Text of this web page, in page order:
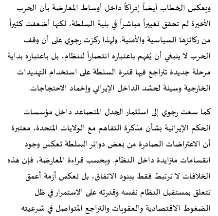
ويعكس الخطاب أيضاً إدراكاً داخل أوساط المعارضة بأن الحرب
الأخيرة لم تحقق تغييراً مباشراً في بنية السلطة، لكنها أضعفت كثيراً
من ركائزها السياسية والأمنية. ولهذا ركزت رجوي على أن وقف
الحرب لا ينبغي أن يُفهم باعتباره انتصاراً للنظام، بل باعتباره بداية
مرحلة جديدة تتراجع فيها قدرة السلطة على استخدام التهديدات
الخارجية وسيلة لحشد الداخل الإيراني وإخماد الاحتجاجات.
كما سعت رجوي إلى استثمار الجدل المتصاعد داخل مؤسسات
الحكم الإيرانية بشأن مذكرة التفاهم مع الولايات المتحدة، معتبرة
أن الاعتراضات الصادرة من بعض دوائر السلطة تعكس وجود
انقسامات متزايدة داخل النظام. وبحسب قراءة المعارضة، فإن هذه
الخلافات لا ترتبط فقط ببنود الاتفاق، بل تعكس أزمة أعمق
تتعلق بمستقبل النظام نفسه وقدرته على الاستمرار في ظل
الضغوط الاقتصادية والعقوبات والتراجع المتواصل في شرعيته